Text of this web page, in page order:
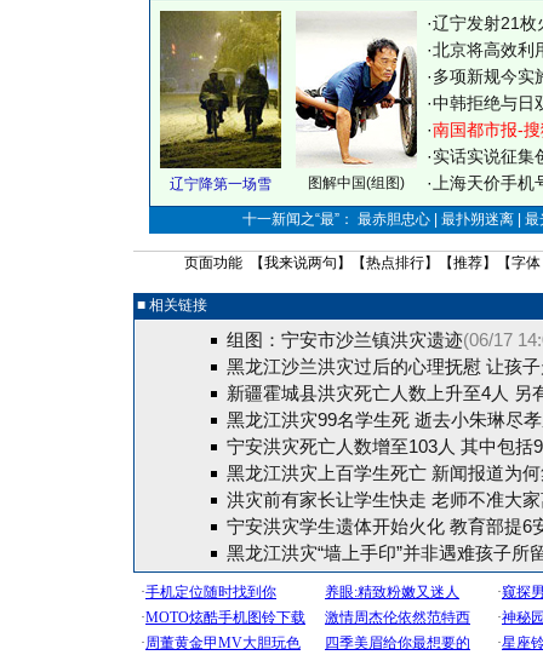
辽宁降第一场雪 图解中国(组图)
·辽宁发射21枚
·北京将高效利
·多项新规今实
·中韩拒绝与日
·南国都市报-
·实话实说征集
· 上海天价手
十一新闻之“最”： 最赤胆忠心 | 最扑朔迷离 |
页面功能 【我来说两句 】【热点排行】【推荐】【字体
■ 相关链接
组图：宁安市沙兰镇洪灾遗迹(06/17
黑龙江沙兰洪灾过后的心理抚慰 让孩
新疆霍城县洪灾死亡人数上升至4人 另
黑龙江洪灾99名学生死 逝去小朱琳尽
宁安洪灾死亡人数增至103人 其中包括
黑龙江洪灾上百学生死亡 新闻报道为
洪灾前有家长让学生快走 老师不准大
宁安洪灾学生遗体开始火化 教育部提6
黑龙江洪灾“墙上手印”并非遇难孩子所